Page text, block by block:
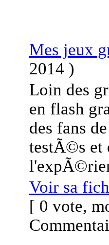
Mes jeux
2014 )
Loin des
en flash
des fans
testÃ©s et
Voir sa
[ 0 vote,